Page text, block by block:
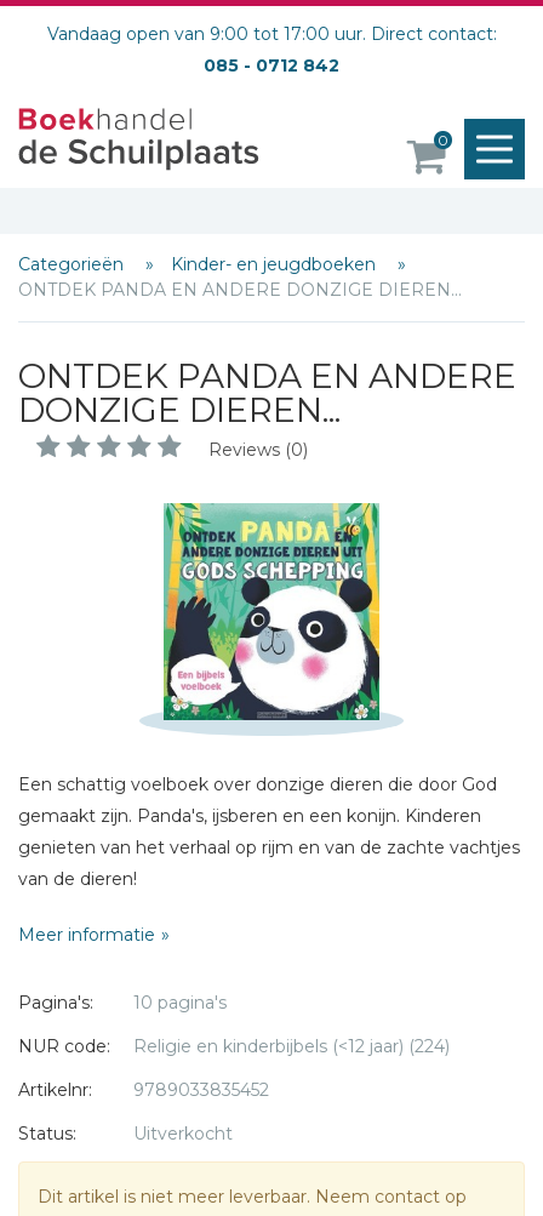
Vandaag open van 9:00 tot 17:00 uur. Direct contact:
085 - 0712 842
0
Categorieën
Kinder- en jeugdboeken
ONTDEK PANDA EN ANDERE DONZIGE DIEREN...
ONTDEK PANDA EN ANDERE
DONZIGE DIEREN...
Reviews (0)
Een schattig voelboek over donzige dieren die door God
gemaakt zijn. Panda's, ijsberen en een konijn. Kinderen
genieten van het verhaal op rijm en van de zachte vachtjes
van de dieren!
Meer informatie
Pagina's:
10 pagina's
NUR code:
Religie en kinderbijbels (<12 jaar) (224)
Artikelnr:
9789033835452
Status:
Uitverkocht
Dit artikel is niet meer leverbaar. Neem contact op
* = verplicht